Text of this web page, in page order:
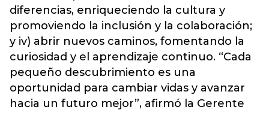
diferencias, enriqueciendo la cultura y
promoviendo la inclusión y la colaboración;
y iv) abrir nuevos caminos, fomentando la
curiosidad y el aprendizaje continuo. “Cada
pequeño descubrimiento es una
oportunidad para cambiar vidas y avanzar
hacia un futuro mejor”, afirmó la Gerente